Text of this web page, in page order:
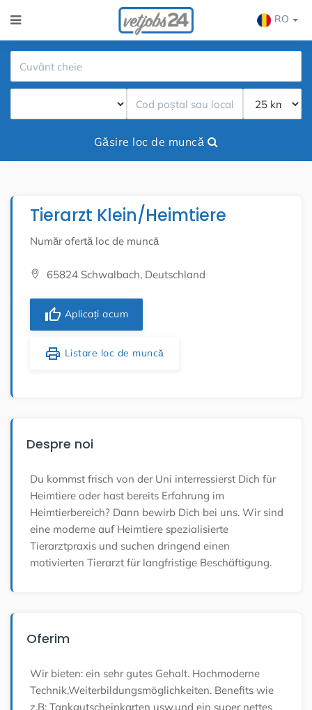
RO
Găsire loc de muncă
Tierarzt Klein/Heimtiere
Număr ofertă loc de muncă
65824 Schwalbach, Deutschland
thumb_up Aplicați acum
print Listare loc de muncă
Despre noi
Du kommst frisch von der Uni interressierst Dich für
Heimtiere oder hast bereits Erfahrung im
Heimtierbereich? Dann bewirb Dich bei uns. Wir sind
eine moderne auf Heimtiere spezialisierte
Tierarztpraxis und suchen dringend einen
motivierten Tierarzt für langfristige Beschäftigung.
Oferim
Wir bieten: ein sehr gutes Gehalt. Hochmoderne
Technik,Weiterbildungsmöglichkeiten. Benefits wie
z.B: Tankgutscheinkarten usw.und ein super nettes